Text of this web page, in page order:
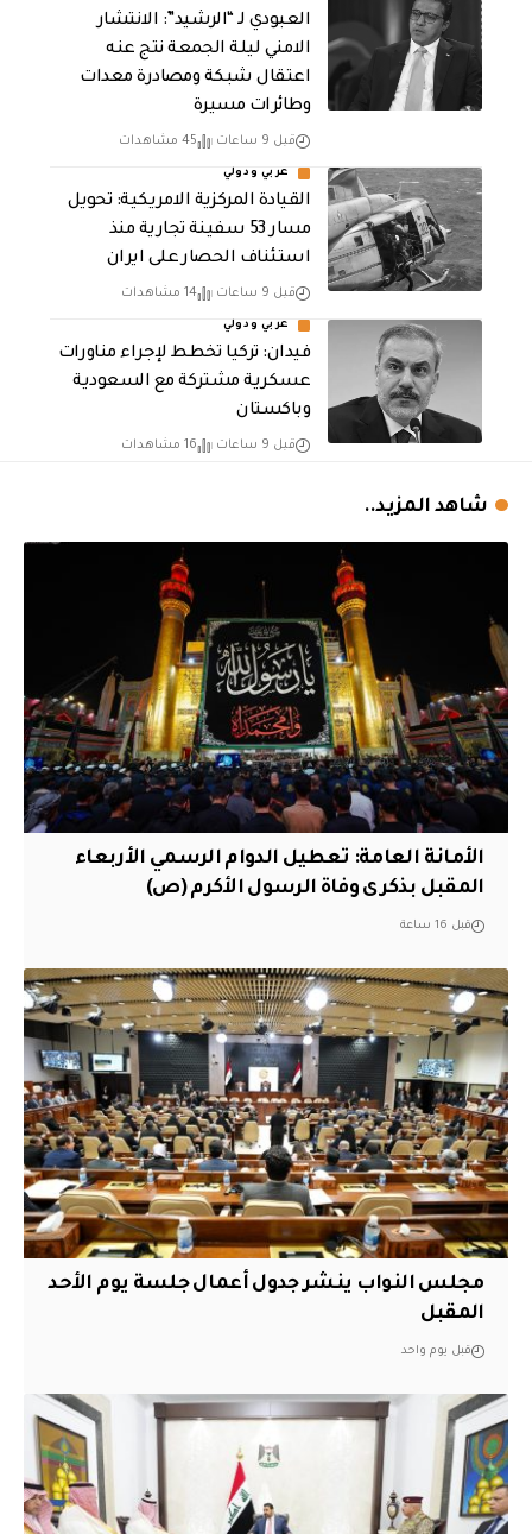
العبودي لـ “الرشيد”: الانتشار
الامني ليلة الجمعة نتج عنه
اعتقال شبكة ومصادرة معدات
وطائرات مسيرة
قبل 9 ساعات 45 مشاهدات
عربي ودولي
القيادة المركزية الامريكية: تحويل
مسار 53 سفينة تجارية منذ
استئناف الحصار على ايران
قبل 9 ساعات 14 مشاهدات
عربي ودولي
فيدان: تركيا تخطط لإجراء مناورات
عسكرية مشتركة مع السعودية
وباكستان
قبل 9 ساعات 16 مشاهدات
شاهد المزيد..
الأمانة العامة: تعطيل الدوام الرسمي الأربعاء
المقبل بذكرى وفاة الرسول الأكرم (ص)
قبل 16 ساعة
مجلس النواب ينشر جدول أعمال جلسة يوم الأحد
المقبل
قبل يوم واحد